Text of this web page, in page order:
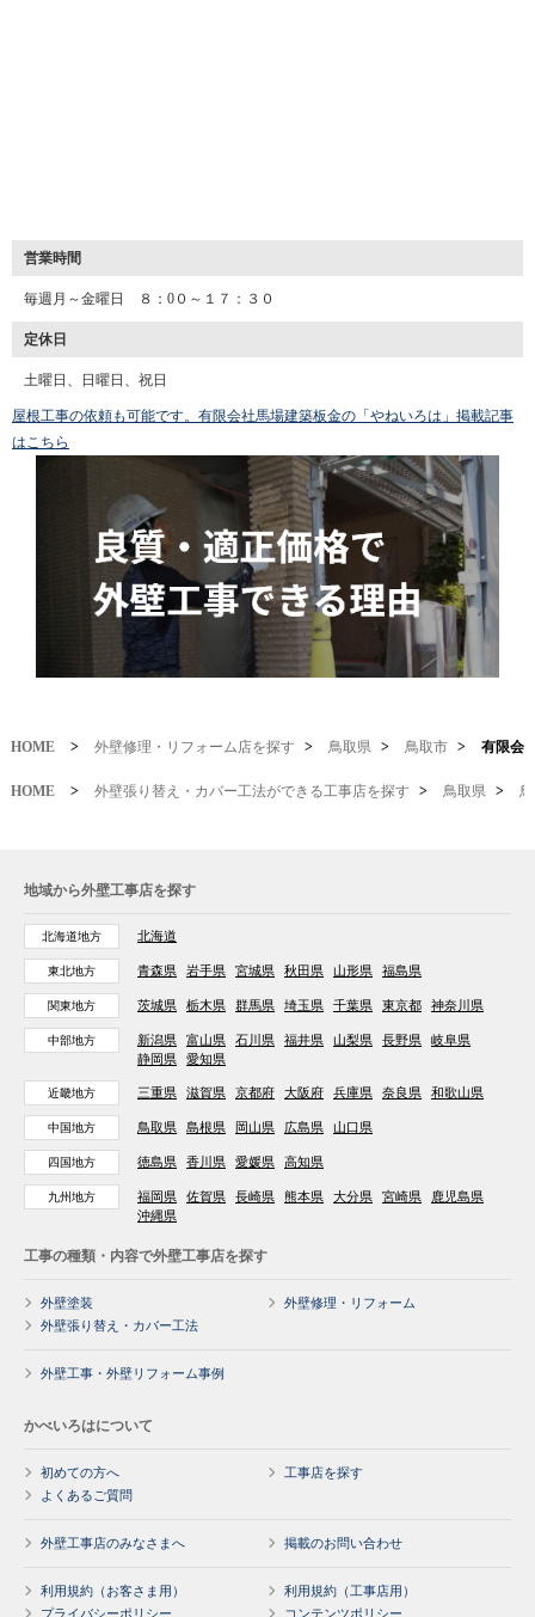
営業時間
毎週月～金曜日 ８：0０～１７：３０
定休日
土曜日、日曜日、祝日
屋根工事の依頼も可能です。有限会社馬場建築板金の「やねいろは」掲載記事
はこちら
HOME > 外壁修理・リフォーム店を探す > 鳥取県 > 鳥取市 > 有限会
HOME > 外壁張り替え・カバー工法ができる工事店を探す > 鳥取県 >
地域から外壁工事店を探す
北海道地方 北海道
東北地方 青森県 岩手県 宮城県 秋田県 山形県 福島県
関東地方 茨城県 栃木県 群馬県 埼玉県 千葉県 東京都 神奈川県
中部地方 新潟県 富山県 石川県 福井県 山梨県 長野県
岐阜県
静岡県
愛知県
近畿地方 三重県 滋賀県 京都府 大阪府 兵庫県 奈良県 和歌山県
中国地方 鳥取県 島根県 岡山県 広島県 山口県
四国地方 徳島県 香川県 愛媛県 高知県
九州地方 福岡県 佐賀県 長崎県 熊本県 大分県 宮崎県
鹿児島県
沖縄県
工事の種類・内容で外壁工事店を探す
外壁塗装
外壁修理・リフォーム
外壁張り替え・カバー工法
外壁工事・外壁リフォーム事例
かべいろはについて
初めての方へ
工事店を探す
よくあるご質問
外壁工事店のみなさまへ 掲載のお問い合わせ
利用規約（お客さま用）
利用規約（工事店用）
プライバシーポリシー
コンテンツポリシー